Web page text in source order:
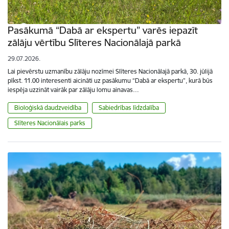
Pasākumā “Dabā ar ekspertu” varēs iepazīt
zālāju vērtību Slīteres Nacionālajā parkā
29.07.2026.
Lai pievērstu uzmanību zālāju nozīmei Slīteres Nacionālajā parkā, 30. jūlijā
plkst. 11.00 interesenti aicināti uz pasākumu “Dabā ar ekspertu”, kurā būs
iespēja uzzināt vairāk par zālāju lomu ainavas…
Bioloģiskā daudzveidība
Sabiedrības līdzdalība
Slīteres Nacionālais parks